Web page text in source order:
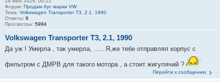
Форум: Продам бус марки VW
Тема: Volkswagen Transporter T3, 2.1, 1990
Ответы: 9
Просмотры: 5994
Volkswagen Transporter T3, 2.1, 1990
Да уж ! Умерла , так умерла, ..... Я,же тебе отправлял корпус с
фильтром с ДМРВ для такого мотора , а стоит жигулячий ?
Перейти к сообщению